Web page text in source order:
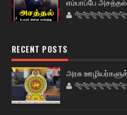
RECENT POSTS
அரசு